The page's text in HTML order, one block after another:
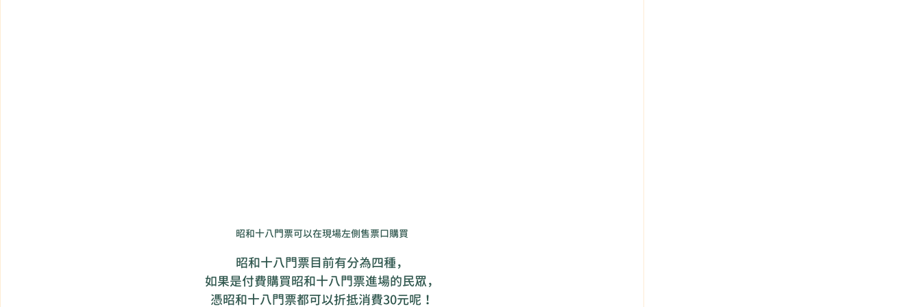
昭和十八門票可以在現場左側售票口購買
昭和十八門票目前有分為四種，
如果是付費購買昭和十八門票進場的民眾，
憑昭和十八門票都可以折抵消費30元呢！